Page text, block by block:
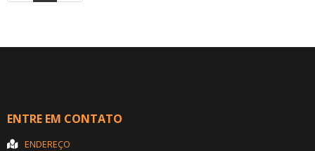
ENTRE EM CONTATO
ENDEREÇO